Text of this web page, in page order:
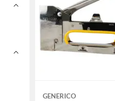
GENERICO